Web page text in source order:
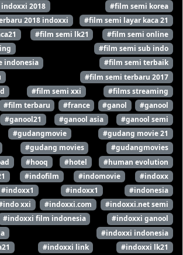
2018
#film semi korea
2018 indoxxi
#film semi layar kaca 21
#film semi lk21
#film semi online
#film semi sub indo
indonesia
#film semi terbaik
#film semi terbaru 2017
#film semi xxi
#films streaming
#film terbaru #france #ganol
#ganool
#ganool21 #ganool asia
#ganool semi
#gudangmovie
#gudang movie 21
#gudang movies
#gudangmovies
#hooq #hotel
#human evolution
#indofilm #indomovie
#indoxx
#indoxx1 #indoxx1
#indonesia
xxi #indoxxi.com
#indoxxi.net semi
#indoxxi film indonesia
#indoxxi ganool
#indoxxi indonesia
#indoxxi link
#indoxxi lk21